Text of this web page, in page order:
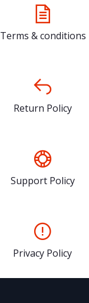
Terms & conditions
Return Policy
Support Policy
Privacy Policy